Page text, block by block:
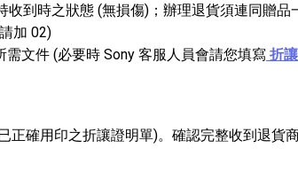
到時之狀態 (無損傷)；辦理退貨須連同贈品
加 02)
文件 (必要時 Sony 客服人員會請您填寫 折
確用印之折讓證明單)。確認完整收到退貨